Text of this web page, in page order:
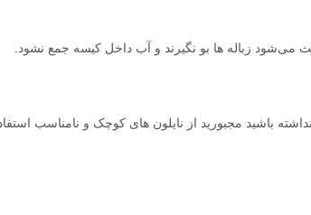
می‌شود زباله ها بو نگیرند و آب داخل کیسه جمع نشود.
باشید مجبورید از نایلون های کوچک و نامناسب